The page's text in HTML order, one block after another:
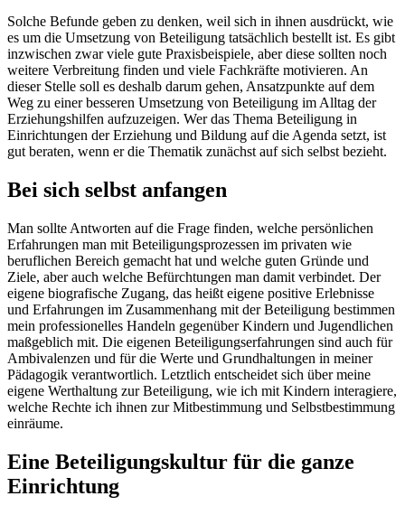
Solche Befunde geben zu denken, weil sich in ihnen ausdrückt, wie
es um die Umsetzung von Beteiligung tatsächlich bestellt ist. Es gibt
inzwischen zwar viele gute Praxisbeispiele, aber diese sollten noch
weitere Verbreitung finden und viele Fachkräfte motivieren. An
dieser Stelle soll es deshalb darum gehen, Ansatzpunkte auf dem
Weg zu einer besseren Umsetzung von Beteiligung im Alltag der
Erziehungshilfen aufzuzeigen. Wer das Thema Beteiligung in
Einrichtungen der Erziehung und Bildung auf die Agenda setzt, ist
gut beraten, wenn er die Thematik zunächst auf sich selbst bezieht.
Bei sich selbst anfangen
Man sollte Antworten auf die Frage finden, welche persönlichen
Erfahrungen man mit Beteiligungsprozessen im privaten wie
beruflichen Bereich gemacht hat und welche guten Gründe und
Ziele, aber auch welche Befürchtungen man damit verbindet. Der
eigene biografische Zugang, das heißt eigene positive Erlebnisse
und Erfahrungen im Zusammenhang mit der Beteiligung bestimmen
mein professionelles Handeln gegenüber Kindern und Jugendlichen
maßgeblich mit. Die eigenen Beteiligungserfahrungen sind auch für
Ambivalenzen und für die Werte und Grundhaltungen in meiner
Pädagogik verantwortlich. Letztlich entscheidet sich über meine
eigene Werthaltung zur Beteiligung, wie ich mit Kindern interagiere,
welche Rechte ich ihnen zur Mitbestimmung und Selbstbestimmung
einräume.
Eine Beteiligungskultur für die ganze
Einrichtung